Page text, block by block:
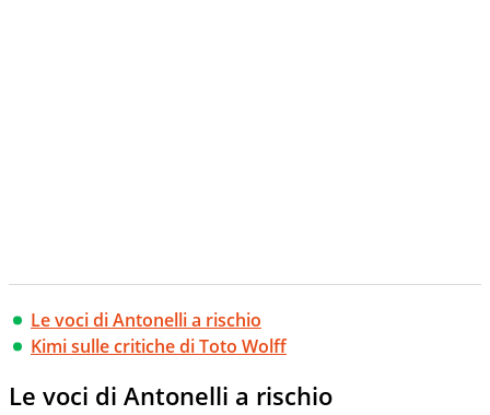
Le voci di Antonelli a rischio
Kimi sulle critiche di Toto Wolff
Le voci di Antonelli a rischio